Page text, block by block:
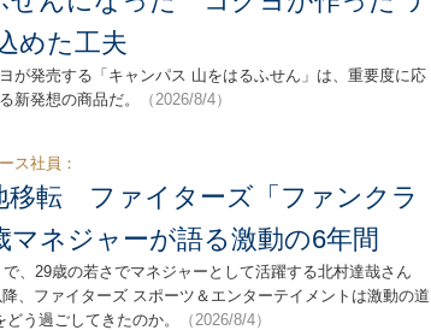
めた工夫
発売する「キャンパス 山をはるふせん」は、重要度に応
新発想の商品だ。
（2026/8/4）
ス社員：
移転 ファイターズ「ファンクラ
マネジャーが語る激動の6年間
、29歳の若さでマネジャーとして活躍する北村達哉さん
、ファイターズ スポーツ＆エンターテイメントは激動の道
う過ごしてきたのか。
（2026/8/4）